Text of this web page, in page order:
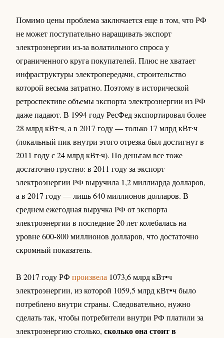
Помимо цены проблема заключается еще в том, что РФ
не может поступательно наращивать экспорт
электроэнергии из-за волатильного спроса у
ограниченного круга покупателей. Плюс не хватает
инфраструктуры электропередачи, строительство
которой весьма затратно. Поэтому в исторической
ретроспективе объемы экспорта электроэнергии из РФ
даже падают. В 1994 году РесФед экспортировал более
28 млрд кВт∙ч, а в 2017 году — только 17 млрд кВт∙ч
(локальный пик внутри этого отрезка был достигнут в
2011 году с 24 млрд кВт∙ч). По деньгам все тоже
достаточно грустно: в 2011 году за экспорт
электроэнергии РФ выручила 1,2 миллиарда долларов,
а в 2017 году — лишь 640 миллионов долларов. В
среднем ежегодная выручка РФ от экспорта
электроэнергии в последние 20 лет колебалась на
уровне 600-800 миллионов долларов, что достаточно
скромный показатель.
В 2017 году РФ произвела 1073,6 млрд кВт•ч
электроэнергии, из которой 1059,5 млрд кВт•ч было
потреблено внутри страны. Следовательно, нужно
сделать так, чтобы потребители внутри РФ платили за
электроэнергию столько, сколько она стоит в